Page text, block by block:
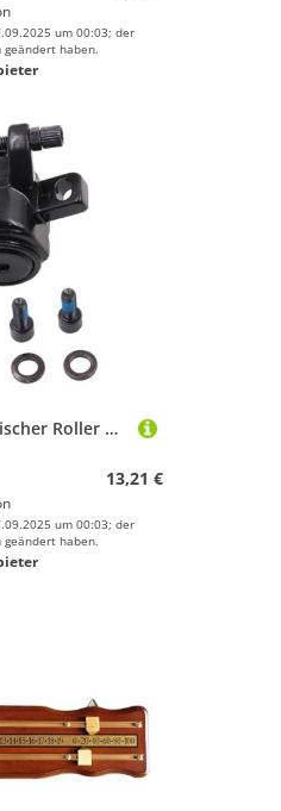
um 00:03; der
geändert haben.
Wegiwuca Elektrischer Roller Heckbremsbremssattel Ersatz Hinterradscheibenbremse Linke Aluminiumlegiers Scheibenbremssättel
13,21 €
um 00:03; der
geändert haben.